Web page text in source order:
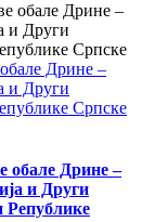
Дрине –
и Други
Српске
обале Дрине –
и Други
Републике